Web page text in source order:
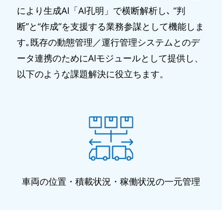
により生成AI「AI孔明」で横断解析し､ “判
断”と“作成”を支援する業務参謀として機能しま
す｡既存の動態管理／運行管理システムとのデ
ータ連携のためにAIモジュールとして提供し、
以下のような課題解決に役立ちます。
車両の位置・積載状況・稼働状況の一元管理